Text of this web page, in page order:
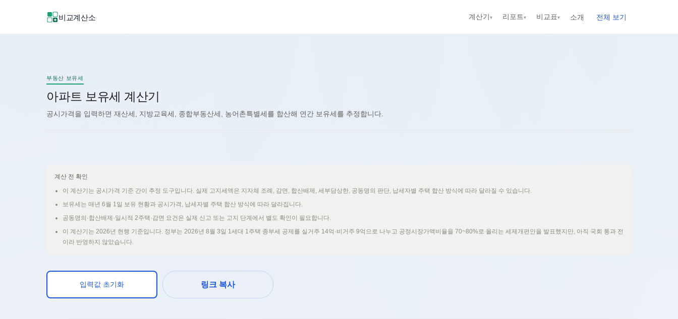
비교계산소 계산기▾ 리포트▾ 비교표▾ 소개 전체 보기
부동산 보유세
아파트 보유세 계산기
공시가격을 입력하면 재산세, 지방교육세, 종합부동산세, 농어촌특별세를 합산해 연간 보유세를 추정합니다.
계산 전 확인
이 계산기는 공시가격 기준 간이 추정 도구입니다. 실제 고지세액은 지자체 조례, 감면, 합산배제, 세부담상한, 공동명의 판단, 납세자별 주택 합산 방식에 따라 달라질 수 있습니다.
보유세는 매년 6월 1일 보유 현황과 공시가격, 납세자별 주택 합산 방식에 따라 달라집니다.
공동명의·합산배제·일시적 2주택·감면 요건은 실제 신고 또는 고지 단계에서 별도 확인이 필요합니다.
이 계산기는 2026년 현행 기준입니다. 정부는 2026년 8월 3일 1세대 1주택 종부세 공제를 실거주 14억·비거주 9억으로 나누고 공정시장가액비율을 70~80%로 올리는 세제개편안을 발표했지만, 아직 국회 통과 전
이라 반영하지 않았습니다.
입력값 초기화 링크 복사